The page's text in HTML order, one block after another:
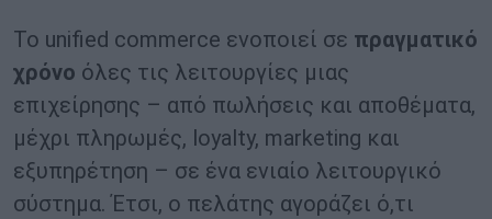
Το unified commerce ενοποιεί σε πραγματικό
χρόνο όλες τις λειτουργίες μιας
επιχείρησης – από πωλήσεις και αποθέματα,
μέχρι πληρωμές, loyalty, marketing και
εξυπηρέτηση – σε ένα ενιαίο λειτουργικό
σύστημα. Έτσι, ο πελάτης αγοράζει ό,τι